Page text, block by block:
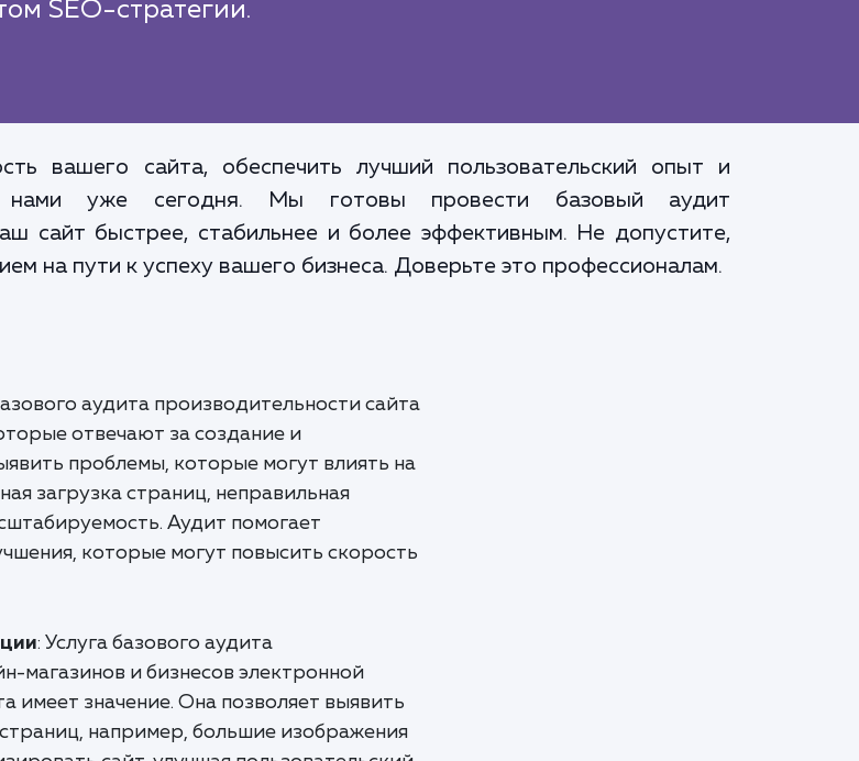
SEO-стратегии.
вашего сайта, обеспечить лучший пользовательский опыт и
нами уже сегодня. Мы готовы провести базовый аудит
сайт быстрее, стабильнее и более эффективным. Не допустите,
на пути к успеху вашего бизнеса. Доверьте это профессионалам.
аудита производительности сайта
отвечают за создание и
проблемы, которые могут влиять на
загрузка страниц, неправильная
Аудит помогает
которые могут повысить скорость
: Услуга базового аудита
магазинов и бизнесов электронной
имеет значение. Она позволяет выявить
например, большие изображения